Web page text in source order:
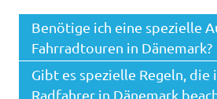
Benötige ich eine spezielle
Fahrradtouren in Dänemark?
Gibt es spezielle Regeln, die
Radfahrer in Dänemark